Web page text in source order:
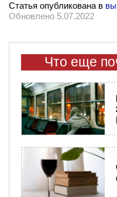
Статья опубликована в
Обновлено 5.07.2022
Что еще